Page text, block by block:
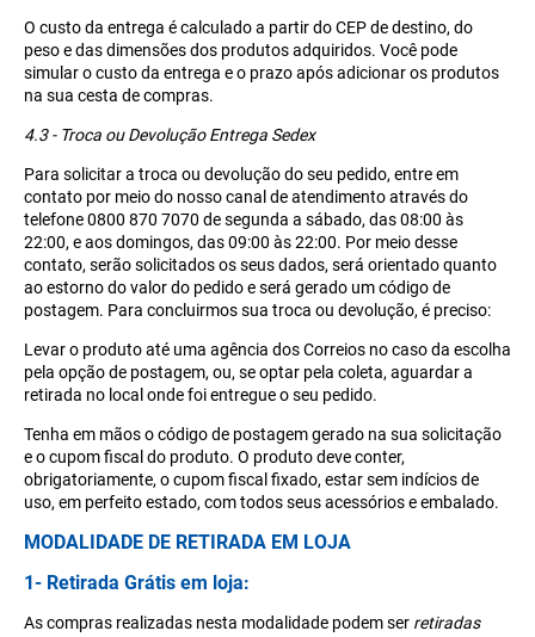
O custo da entrega é calculado a partir do CEP de destino, do
peso e das dimensões dos produtos adquiridos. Você pode
simular o custo da entrega e o prazo após adicionar os produtos
na sua cesta de compras.
4.3 - Troca ou Devolução Entrega Sedex
Para solicitar a troca ou devolução do seu pedido, entre em
contato por meio do nosso canal de atendimento através do
telefone 0800 870 7070 de segunda a sábado, das 08:00 às
22:00, e aos domingos, das 09:00 às 22:00. Por meio desse
contato, serão solicitados os seus dados, será orientado quanto
ao estorno do valor do pedido e será gerado um código de
postagem. Para concluirmos sua troca ou devolução, é preciso:
Levar o produto até uma agência dos Correios no caso da escolha
pela opção de postagem, ou, se optar pela coleta, aguardar a
retirada no local onde foi entregue o seu pedido.
Tenha em mãos o código de postagem gerado na sua solicitação
e o cupom fiscal do produto. O produto deve conter,
obrigatoriamente, o cupom fiscal fixado, estar sem indícios de
uso, em perfeito estado, com todos seus acessórios e embalado.
MODALIDADE DE RETIRADA EM LOJA
1- Retirada Grátis em loja:
As compras realizadas nesta modalidade podem ser retiradas